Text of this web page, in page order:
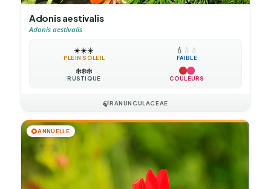
Adonis aestivalis
Adonis aestivalis
☀️☀️☀️
PLEIN SOLEIL
💧 💧 💧
FAIBLE
❄️❄️❄️
RUSTIQUE COULEURS
🍃RANUNCULACEAE
🌻ANNUELLE